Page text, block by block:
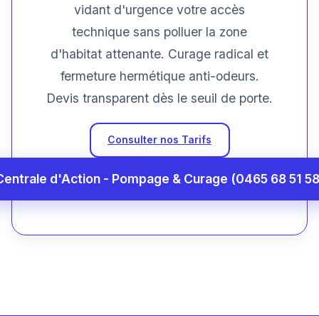
vidant d'urgence votre accès
technique sans polluer la zone
d'habitat attenante. Curage radical et
fermeture hermétique anti-odeurs.
Devis transparent dès le seuil de porte.
Consulter nos Tarifs
d'Action - Pompage & Curage (0465 68 51